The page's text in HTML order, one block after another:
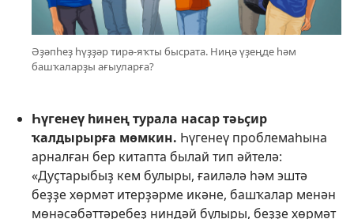
Әҙәпһеҙ һүҙҙәр тирә-яҡты бысрата. Ниңә үҙеңде һәм
башҡаларҙы ағыуларға?
Һүгенеү һинең турала насар тәьҫир
ҡалдырырға мөмкин. Һүгенеү проблемаһына
арналған бер китапта былай тип әйтелә:
«Дуҫтарыбыҙ кем булыры, ғаиләлә һәм эштә
беҙҙе хөрмәт итерҙәрме икәне, башҡалар менән
мөнәсәбәттәребеҙ ниндәй булыры, беҙҙе хөрмәт